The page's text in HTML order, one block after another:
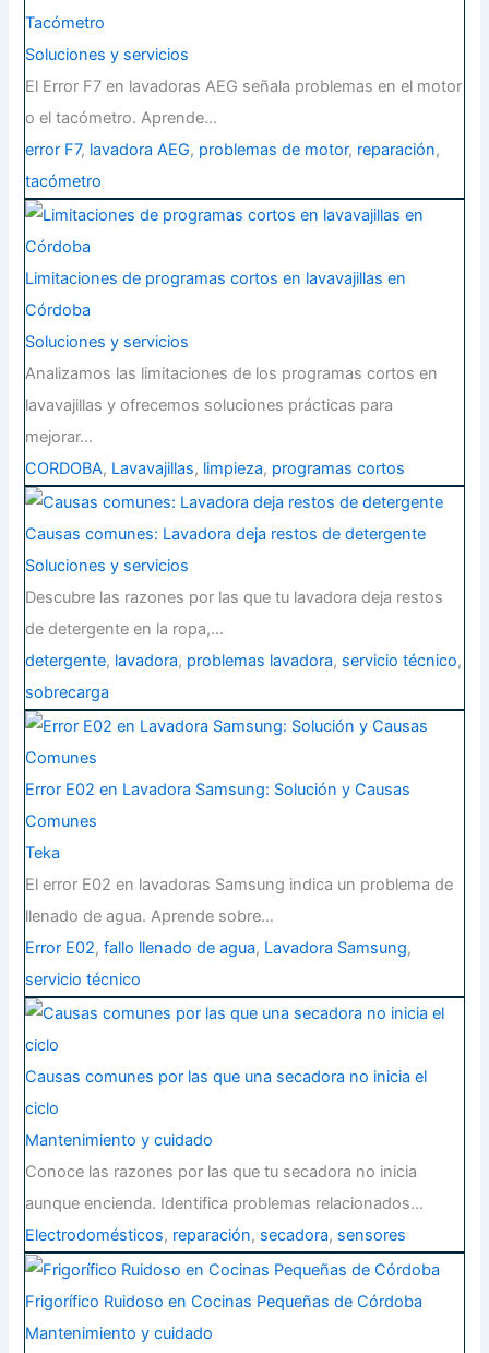
Tacómetro
Soluciones y servicios
El Error F7 en lavadoras AEG señala problemas en el motor
o el tacómetro. Aprende…
error F7, lavadora AEG, problemas de motor, reparación,
tacómetro
Limitaciones de programas cortos en lavavajillas en
Córdoba
Soluciones y servicios
Analizamos las limitaciones de los programas cortos en
lavavajillas y ofrecemos soluciones prácticas para
mejorar…
CORDOBA, Lavavajillas, limpieza, programas cortos
Causas comunes: Lavadora deja restos de detergente
Soluciones y servicios
Descubre las razones por las que tu lavadora deja restos
de detergente en la ropa,…
detergente, lavadora, problemas lavadora, servicio técnico,
sobrecarga
Error E02 en Lavadora Samsung: Solución y Causas
Comunes
Teka
El error E02 en lavadoras Samsung indica un problema de
llenado de agua. Aprende sobre…
Error E02,fallo llenado de agua, Lavadora Samsung,
servicio técnico
Causas comunes por las que una secadora no inicia el
ciclo
Mantenimiento y cuidado
Conoce las razones por las que tu secadora no inicia
aunque encienda. Identifica problemas relacionados…
Electrodomésticos, reparación, secadora, sensores
Frigorífico Ruidoso en Cocinas Pequeñas de Córdoba
Mantenimiento y cuidado